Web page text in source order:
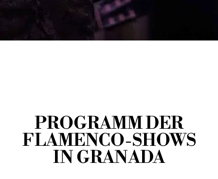
PROGRAMM DER
FLAMENCO-SHOWS
IN GRANADA